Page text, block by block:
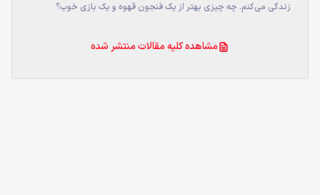
زندگی می‌کنم. چه چیزی بهتر از یک فنجون قهوه و یک بازی خوب؟
مشاهده کلیه مقالات منتشر شده